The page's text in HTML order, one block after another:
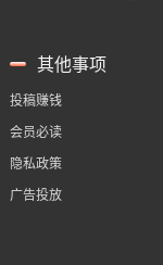
其他事项
投稿赚钱
会员必读
隐私政策
广告投放